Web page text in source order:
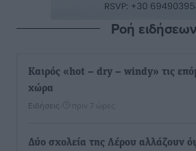
Ροή ειδήσεων
Καιρός «hot – dry – windy» τις
χώρα
Ειδήσεις πριν 7 ώρες
Δύο σχολεία της Λέρου αλλάζουν